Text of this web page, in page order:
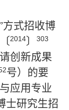
方式招收博
2014〕 303
创新成果
号）的要
应用专业
士研究生招